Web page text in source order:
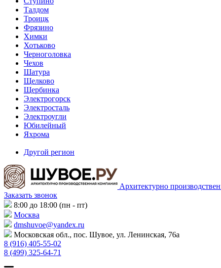
Талдом
Троицк
Фрязино
Химки
Хотьково
Черноголовка
Чехов
Шатура
Щелково
Щербинка
Электрогорск
Электросталь
Электроугли
Юбилейный
Яхрома
Другой регион
Архитектурно
Заказать звонок
8:00 до 18:00 (пн - пт)
Москва
dmshuvoe@yandex.ru
Московская обл., пос. Шувое, ул. Ленинская, 76а
8 (916) 405-55-02
8 (499) 325-64-71